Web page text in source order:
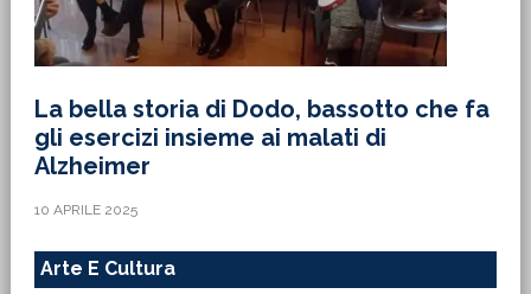
La bella storia di Dodo, bassotto che fa
gli esercizi insieme ai malati di
Alzheimer
10 APRILE 2025
Arte E Cultura